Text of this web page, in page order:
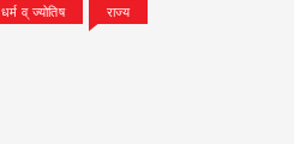
धर्म व् ज्योतिष राज्य